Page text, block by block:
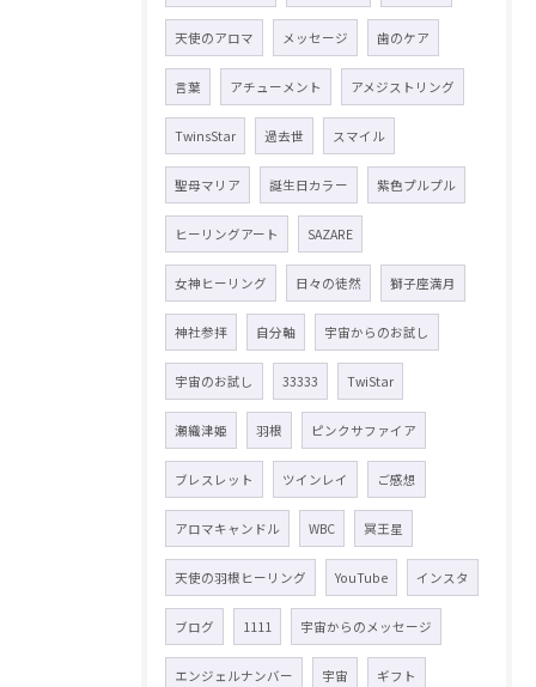
天使のアロマ メッセージ 歯のケア
言葉 アチューメント アメジストリング
TwinsStar 過去世 スマイル
聖母マリア 誕生日カラー 紫色プルプル
ヒーリングアート SAZARE
女神ヒーリング 日々の徒然 獅子座満月
神社参拝 自分軸 宇宙からのお試し
宇宙のお試し 33333 TwiStar
瀬織津姫 羽根 ピンクサファイア
ブレスレット ツインレイ ご感想
アロマキャンドル WBC 冥王星
天使の羽根ヒーリング YouTube インスタ
ブログ 1111 宇宙からのメッセージ
エンジェルナンバー 宇宙 ギフト